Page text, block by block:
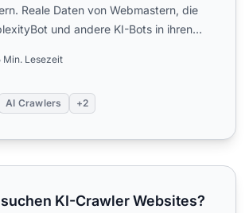
Reale Daten von Webmastern, die
und andere KI-Bots in ihren
Min. Lesezeit
AI Crawlers +2
KI-Crawler Websites?
KI-Crawler Websites?